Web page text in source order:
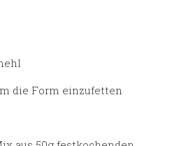
die Form einzufetten